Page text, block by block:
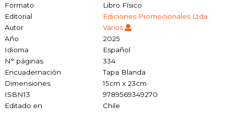
Formato
Libro Físico
Editorial
Ediciones Promocionales Ltda.
Autor
Varios
Año
2025
Idioma
Español
N° páginas
334
Encuadernación
Tapa Blanda
Dimensiones
15cm x 23cm
ISBN13
9789569349270
Editado en
Chile